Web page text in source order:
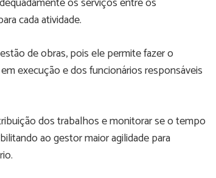
cada atividade.
de obras, pois ele permite fazer o
execução e dos funcionários responsáveis
dos trabalhos e monitorar se o tempo
ao gestor maior agilidade para